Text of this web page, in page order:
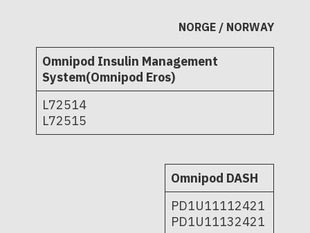
NORGE / NORWAY
Omnipod Insulin Management
System(Omnipod Eros)
L72514
L72515
Omnipod DASH
PD1U11112421
PD1U11132421